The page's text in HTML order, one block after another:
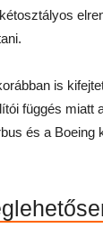
is
függés miatt
és a Boeing